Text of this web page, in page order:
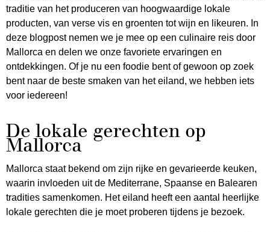
traditie van het produceren van hoogwaardige lokale
producten, van verse vis en groenten tot wijn en likeuren. In
deze blogpost nemen we je mee op een culinaire reis door
Mallorca en delen we onze favoriete ervaringen en
ontdekkingen. Of je nu een foodie bent of gewoon op zoek
bent naar de beste smaken van het eiland, we hebben iets
voor iedereen!
De lokale gerechten op
Mallorca
Mallorca staat bekend om zijn rijke en gevarieerde keuken,
waarin invloeden uit de Mediterrane, Spaanse en Balearen
tradities samenkomen. Het eiland heeft een aantal heerlijke
lokale gerechten die je moet proberen tijdens je bezoek.